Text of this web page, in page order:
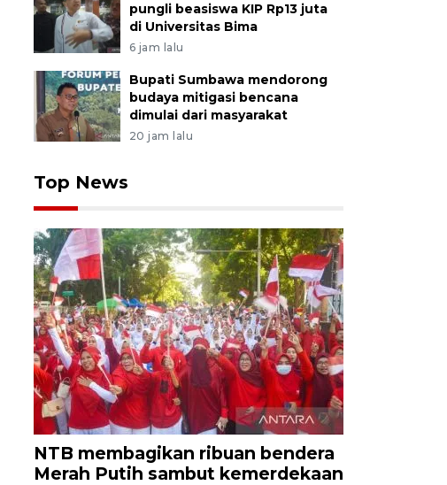
pungli beasiswa KIP Rp13 juta
di Universitas Bima
6 jam lalu
Bupati Sumbawa mendorong
budaya mitigasi bencana
dimulai dari masyarakat
20 jam lalu
Top News
NTB membagikan ribuan bendera
Merah Putih sambut kemerdekaan